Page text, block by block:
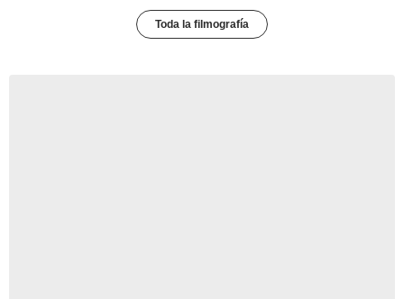
Toda la filmografía